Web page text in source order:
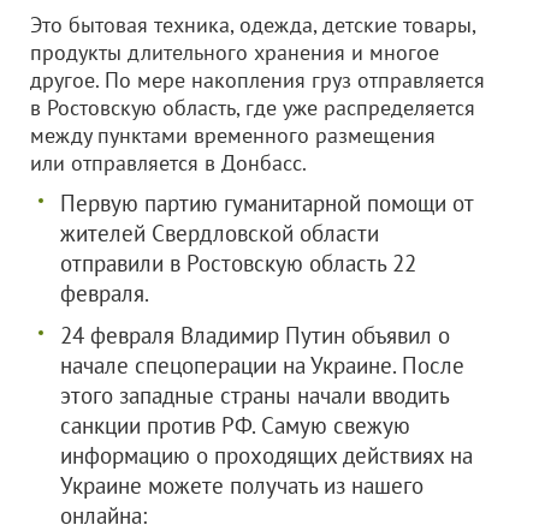
Это бытовая техника, одежда, детские товары,
продукты длительного хранения и многое
другое. По мере накопления груз отправляется
в Ростовскую область, где уже распределяется
между пунктами временного размещения
или отправляется в Донбасс.
Первую партию гуманитарной помощи от
жителей Свердловской области
отправили в Ростовскую область 22
февраля.
24 февраля Владимир Путин объявил о
начале спецоперации на Украине. После
этого западные страны начали вводить
санкции против РФ. Самую свежую
информацию о проходящих действиях на
Украине можете получать из нашего
онлайна: